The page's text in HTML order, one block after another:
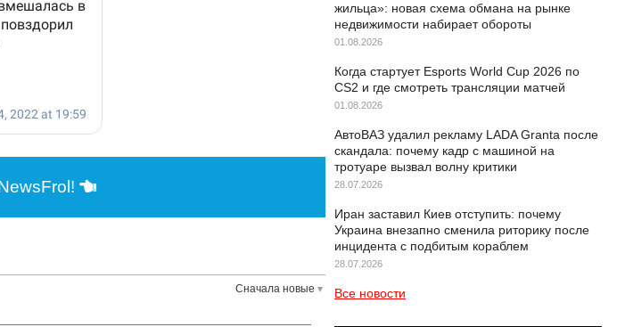
Сначала новые
жильца»: новая схема обмана на рынке
недвижимости набирает обороты
01.08.2026
Когда стартует Esports World Cup 2026 по
CS2 и где смотреть трансляции матчей
01.08.2026
АвтоВАЗ удалил рекламу LADA Granta после
скандала: почему кадр с машиной на
тротуаре вызвал волну критики
28.07.2026
Иран заставил Киев отступить: почему
Украина внезапно сменила риторику после
инцидента с подбитым кораблем
28.07.2026
Все новости